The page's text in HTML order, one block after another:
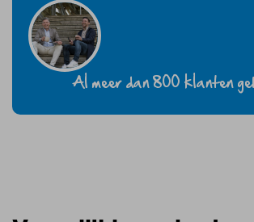
Al meer dan 800 klanten